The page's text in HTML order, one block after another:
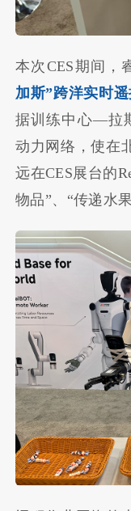
本次CES期间，
加斯”跨洋实时
据训练中心—拉
动力网络，使在
远在CES展台的
物品”、“传递水